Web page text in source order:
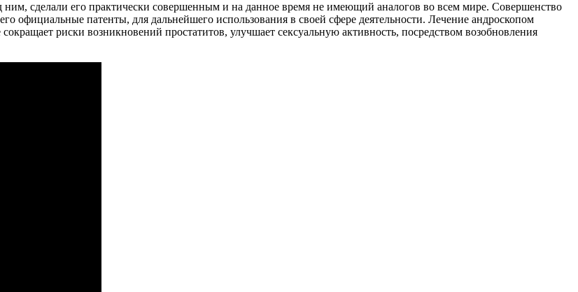
ним, сделали его практически совершенным и на данное время не имеющий аналогов во всем мире. Совершенство
официальные патенты, для дальнейшего использования в своей сфере деятельности. Лечение андроскопом
риски возникновений простатитов, улучшает сексуальную активность, посредством возобновления